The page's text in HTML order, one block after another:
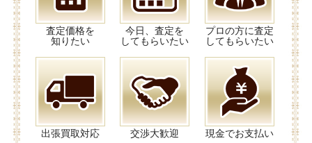
査定価格を
知りたい
今日、査定を
してもらいたい
プロの方に査定
してもらいたい
出張買取対応 交渉大歓迎 現金でお支払い